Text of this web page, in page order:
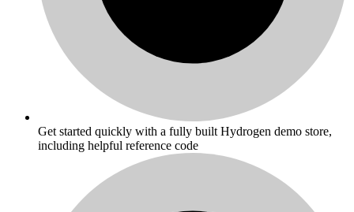
Get started quickly with a fully built Hydrogen demo store,
including helpful reference code